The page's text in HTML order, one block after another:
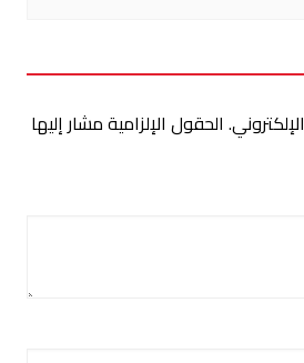
الحقول الإلزامية مشار إليها